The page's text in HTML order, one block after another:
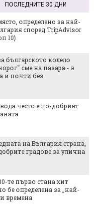
ПОСЛЕДНИТЕ 30 ДНИ
определено за най-
според TripAdvisor
10)
българското колело
сме на пазара - в
и почти без
често е по-добрият
на България страна,
градове за улична
те първо стана хит
бе определена за „най-
времена